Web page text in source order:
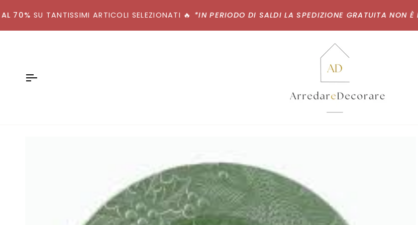
al
SU TANTISSIMI ARTICOLI SELEZIONATI🔥*IN PERIODO DI SALDI LA SPEDIZIONE GRATUITA NON È